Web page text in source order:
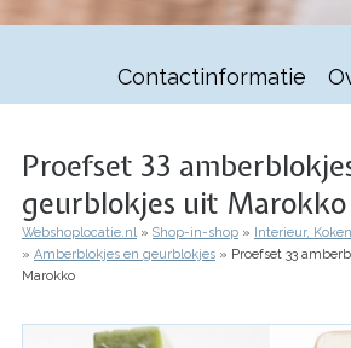
Contactinformatie
Proefset 33 amberblokjes
geurblokjes uit Marokko
Kruimelpad
Webshoplocatie.nl Shop-in-shop Interieur,
Amberblokjes en geurblokjes
Proefset 33
Marokko